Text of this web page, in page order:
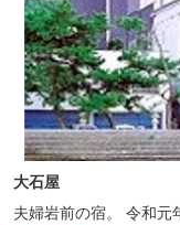
大石屋
夫婦岩前の宿。 令和元